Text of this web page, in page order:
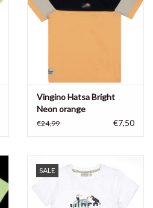
Vingino Hatsa Bright
Neon orange
€24,99 €7,50
SALE